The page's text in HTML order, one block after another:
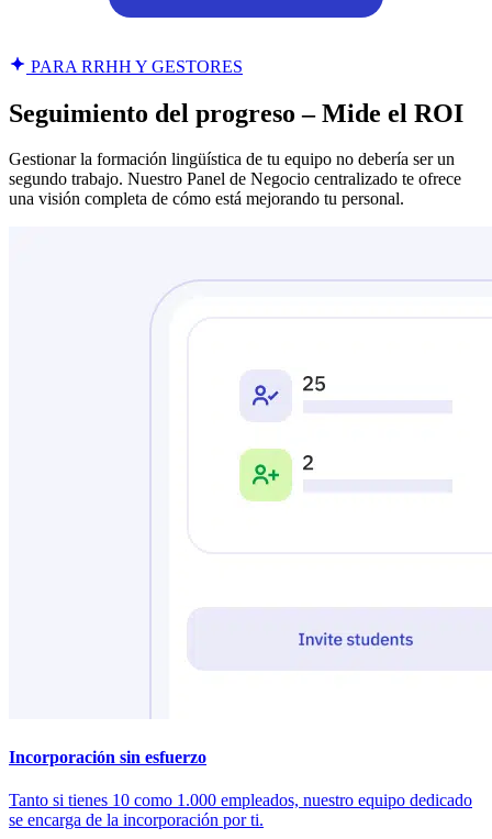
PARA RRHH Y GESTORES
Seguimiento del progreso – Mide el ROI
Gestionar la formación lingüística de tu equipo no debería ser un
segundo trabajo. Nuestro Panel de Negocio centralizado te ofrece
una visión completa de cómo está mejorando tu personal.
Incorporación sin esfuerzo
Tanto si tienes 10 como 1.000 empleados, nuestro equipo dedicado
se encarga de la incorporación por ti.